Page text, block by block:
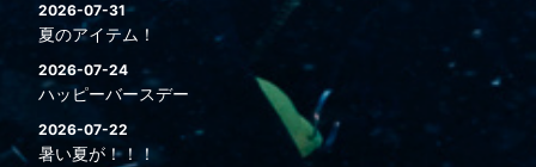
2026-07-31
夏のアイテム！
2026-07-24
ハッピーバースデー
2026-07-22
暑い夏が！！！